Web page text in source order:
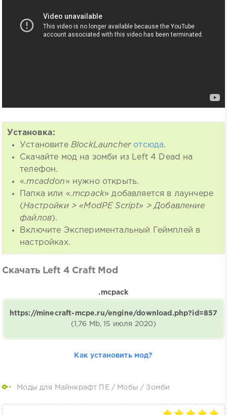
Установка:
Установите BlockLauncher отсюда.
Скачайте мод на зомби из Left 4 Dead на
телефон.
«.mcaddon » нужно открыть.
Папка или «.mcpack» добавляется в лаунчере
(Настройки > «ModPE Script» > Добавление
файлов).
Включите Экспериментальный Геймплей в
настройках.
Скачать Left 4 Craft Mod
.mcpack
https://minecraft-mcpe.ru/engine/download.php?id=857
(1,76 Mb, 15 июля 2020)
Как установить мод?
Моды для Майнкрафт ПЕ / Мобы / Зомби